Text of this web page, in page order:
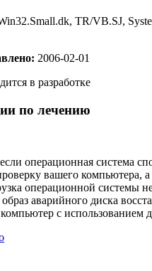
TR/VB.SJ,
2006-02-01
в разработке
по лечению
операционная система
вашего компьютера,
операционной системы
аварийного диска
компьютер с